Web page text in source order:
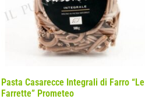
Pasta Casarecce Integrali di Farro “Le
Farrette” Prometeo